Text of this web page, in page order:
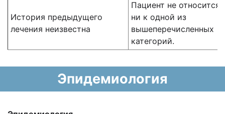
История предыдущего
лечения неизвестна
Пациент не относится
ни к одной из
вышеперечисленных
категорий.
Эпидемиология